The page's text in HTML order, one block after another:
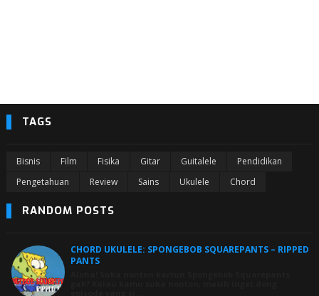
TAGS
Bisnis Film Fisika Gitar Guitalele
Pendidikan
Pengetahuan
Review Sains Ukulele Chord
RANDOM POSTS
CHORD UKULELE: SPONGEBOB SQUAREPANTS – RIPPED
PANTS